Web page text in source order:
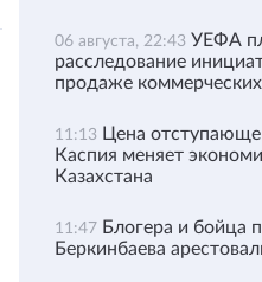
06 августа, 22:43 УЕФА
расследование
продаже
11:13 Цена
Каспия меняет
Казахстана
11:47 Блогера и
Беркинбаева